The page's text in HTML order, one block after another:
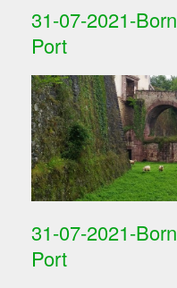
31-07-2021-
Port
31-07-2021-
Port